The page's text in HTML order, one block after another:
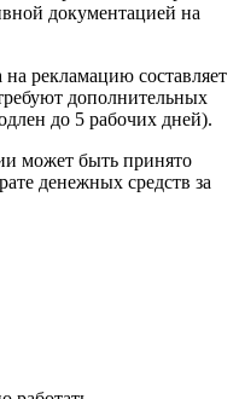
документацией на
рекламацию составляет
дополнительных
до 5 рабочих дней).
может быть принято
денежных средств за